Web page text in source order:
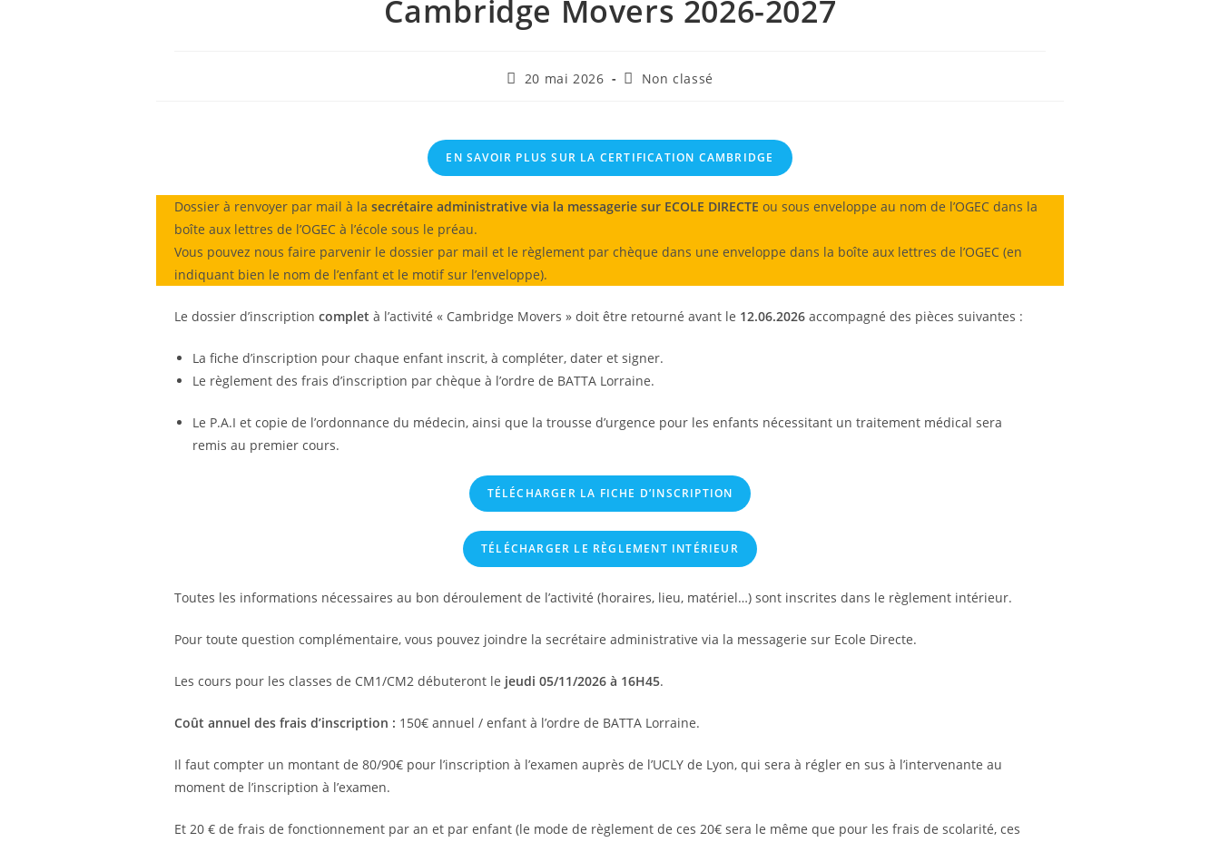
Cambridge Movers 2026-2027
Publication
20 mai 2026
PostNon classé
EN SAVOIR PLUS SUR LA CERTIFICATION CAMBRIDGE
Dossier à renvoyer par mail à la secrétaire administrative via la messagerie sur ECOLE DIRECTE ou sous enveloppe au nom de l’OGEC dans la
boîte aux lettres de l’OGEC à l’école sous le préau.
Vous pouvez nous faire parvenir le dossier par mail et le règlement par chèque dans une enveloppe dans la boîte aux lettres de l’OGEC (en
indiquant bien le nom de l’enfant et le motif sur l’enveloppe).
Le dossier d’inscription complet à l’activité « Cambridge Movers » doit être retourné avant le 12.06.2026 accompagné des pièces suivantes :
La fiche d’inscription pour chaque enfant inscrit, à compléter, dater et signer.
Le règlement des frais d’inscription par chèque à l’ordre de BATTA Lorraine.
Le P.A.I et copie de l’ordonnance du médecin, ainsi que la trousse d’urgence pour les enfants nécessitant un traitement médical sera
remis au premier cours.
TÉLÉCHARGER LA FICHE D’INSCRIPTION
TÉLÉCHARGER LE RÈGLEMENT INTÉRIEUR
Toutes les informations nécessaires au bon déroulement de l’activité (horaires, lieu, matériel…) sont inscrites dans le règlement intérieur.
Pour toute question complémentaire, vous pouvez joindre la secrétaire administrative via la messagerie sur Ecole Directe.
Les cours pour les classes de CM1/CM2 débuteront le jeudi 05/11/2026 à 16H45.
Coût annuel des frais d’inscription : 150€ annuel / enfant à l’ordre de BATTA Lorraine.
Il faut compter un montant de 80/90€ pour l’inscription à l’examen auprès de l’UCLY de Lyon, qui sera à régler en sus à l’intervenante au
moment de l’inscription à l’examen.
Et 20 € de frais de fonctionnement par an et par enfant (le mode de règlement de ces 20€ sera le même que pour les frais de scolarité, ces